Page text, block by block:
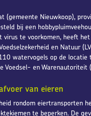
(gemeente Nieuwkoop),
bij een
virus te voorkomen, heeft
en Natuur
watervogels op de locatie
Voedsel- en Warenautoriteit
van eieren
rondom eiertransporten
te beperken. De